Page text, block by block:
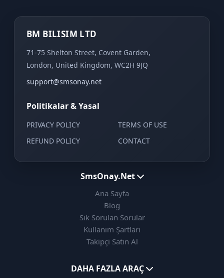
BM BILISIM LTD
71-75 Shelton Street, Covent Garden,
London, United Kingdom, WC2H 9JQ
support@smsonay.net
Politikalar & Yasal
PRIVACY POLICY
TERMS OF USE
REFUND POLICY
CONTACT
SmsOnay.Net
Ana Sayfa
Blog
Sık Sorulan Sorular
Kullanım Şartları
Takipçi Satın Al
DAHA FAZLA ARAÇ